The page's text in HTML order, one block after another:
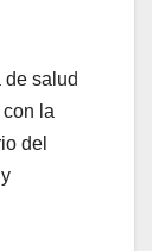
de salud
la
del